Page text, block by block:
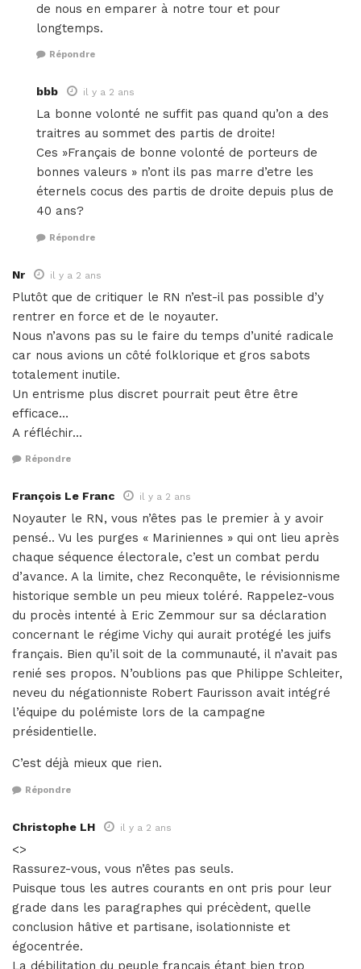
de nous en emparer à notre tour et pour
longtemps.
Répondre
bbb il y a 2 ans
La bonne volonté ne suffit pas quand qu’on a des
traitres au sommet des partis de droite!
Ces »Français de bonne volonté de porteurs de
bonnes valeurs » n’ont ils pas marre d’etre les
éternels cocus des partis de droite depuis plus de
40 ans?
Répondre
Nr il y a 2 ans
Plutôt que de critiquer le RN n’est-il pas possible d’y
rentrer en force et de le noyauter.
Nous n’avons pas su le faire du temps d’unité radicale
car nous avions un côté folklorique et gros sabots
totalement inutile.
Un entrisme plus discret pourrait peut être être
efficace…
A réfléchir…
Répondre
François Le Franc il y a 2 ans
Noyauter le RN, vous n’êtes pas le premier à y avoir
pensé.. Vu les purges « Mariniennes » qui ont lieu après
chaque séquence électorale, c’est un combat perdu
d’avance. A la limite, chez Reconquête, le révisionnisme
historique semble un peu mieux toléré. Rappelez-vous
du procès intenté à Eric Zemmour sur sa déclaration
concernant le régime Vichy qui aurait protégé les juifs
français. Bien qu’il soit de la communauté, il n’avait pas
renié ses propos. N’oublions pas que Philippe Schleiter,
neveu du négationniste Robert Faurisson avait intégré
l’équipe du polémiste lors de la campagne
présidentielle.
C’est déjà mieux que rien.
Répondre
Christophe LH il y a 2 ans
<>
Rassurez-vous, vous n’êtes pas seuls.
Puisque tous les autres courants en ont pris pour leur
grade dans les paragraphes qui précèdent, quelle
conclusion hâtive et partisane, isolationniste et
égocentrée.
La débilitation du peuple français étant bien trop